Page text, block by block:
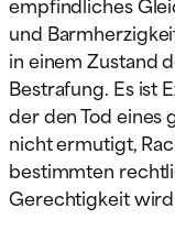
und
in einem Zustand
Bestrafung. Es ist
der den Tod
nicht ermutigt,
bestimmten
Gerechtigkeit